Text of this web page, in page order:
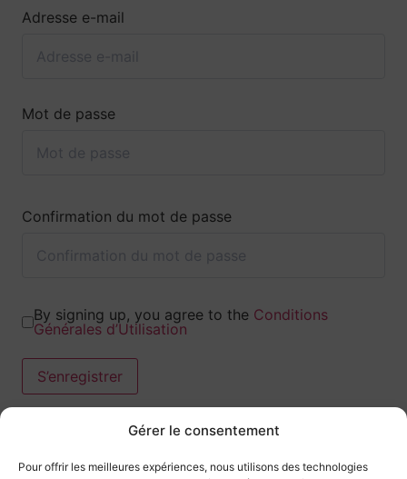
Gérer le consentement
Pour offrir les meilleures expériences, nous utilisons des technologies
Adresse e-mail
Mot de passe
Confirmation du mot de passe
By signing up, you agree to the Conditions
Générales d’Utilisation
S’enregistrer